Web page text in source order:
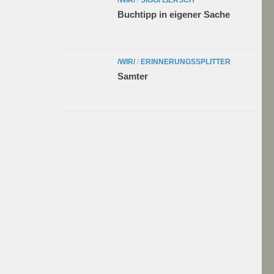
Buchtipp in eigener Sache
/WIR/ / ERINNERUNGSSPLITTER
Samter